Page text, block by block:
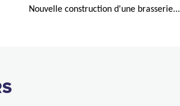
Nouvelle construction d'une brasserie...